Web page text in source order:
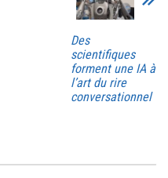
Des
scientifiques
forment une IA à
l’art du rire
conversationnel